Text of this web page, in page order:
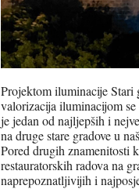
Projektom iluminacije Stari
valorizacija iluminacijom
je jedan od najljepših i
na druge stare gradove u
Pored drugih znamenitosti
restauratorskih radova na
naprepoznatljivijih i